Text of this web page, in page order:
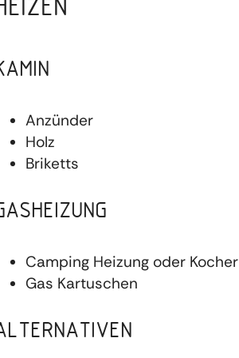
Anzünder
Holz
Briketts
Camping Heizung oder Kocher
Gas Kartuschen